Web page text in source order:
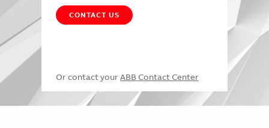
CONTACT US
Or contact your ABB Contact Center